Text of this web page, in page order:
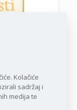
Kolačiće
sadržaj i
medija te